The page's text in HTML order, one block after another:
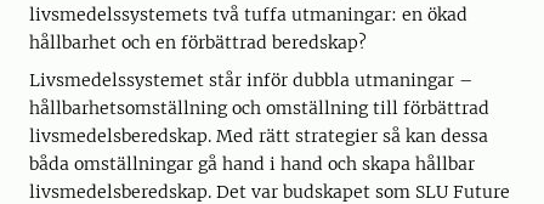
livsmedelssystemets två tuffa utmaningar: en ökad
hållbarhet och en förbättrad beredskap?
Livsmedelssystemet står inför dubbla utmaningar –
hållbarhetsomställning och omställning till förbättrad
livsmedelsberedskap. Med rätt strategier så kan dessa
båda omställningar gå hand i hand och skapa hållbar
livsmedelsberedskap. Det var budskapet som SLU Future